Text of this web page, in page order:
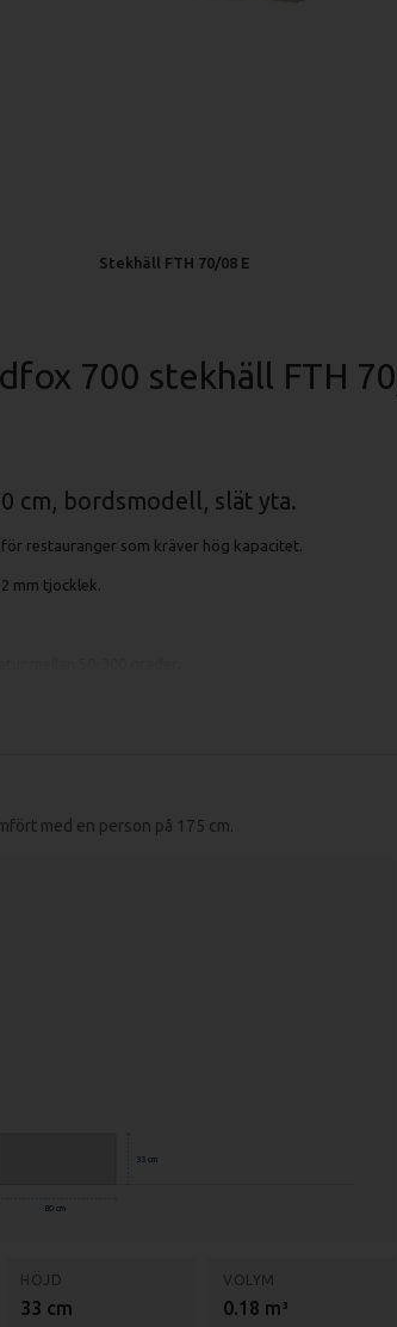
Stekhäll FTH 70/08 E
700 stekhäll FTH
cm, bordsmodell, slät yta.
restauranger som kräver hög kapacitet.
mm tjocklek.
stål.
E: med en person på 175 cm.
33 cm
80 cm
HÖJD
33 cm
VOLYM
0.18 m³